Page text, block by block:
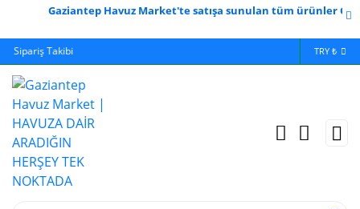
Gaziantep Havuz Market'te satışa sunulan tüm ürünler
Yardım TRY ₺